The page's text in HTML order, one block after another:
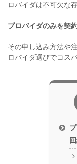
ロバイダは不可欠な
プロバイダのみを契
その申し込み方法や
ロバイダ選びでコス